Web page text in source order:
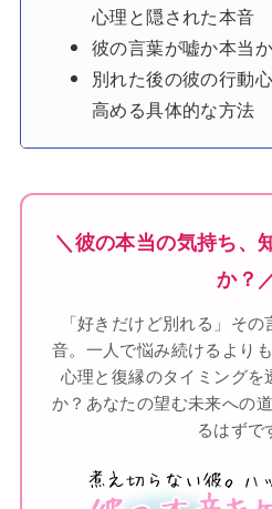
心理と隠された本音
彼の言葉が嘘か本当
別れた後の彼の行動
高める具体的な方法
＼彼の本当の気持ち、
か？
「好きだけど別れる」そ
音。一人で悩み続けるより
心理と復縁のタイミングを
か？あなたの望む未来への
るはずで